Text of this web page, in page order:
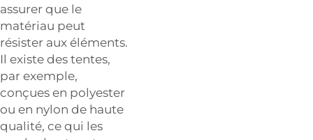
assurer que le
matériau peut
résister aux éléments.
Il existe des tentes,
par exemple,
conçues en polyester
ou en nylon de haute
qualité, ce qui les